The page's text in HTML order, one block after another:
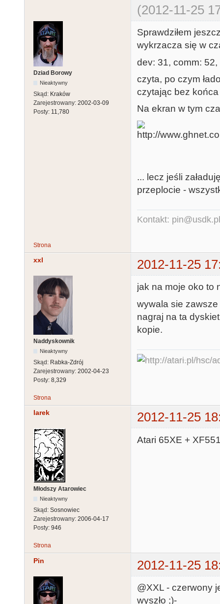
(2012-11-25
Dziad Borowy
Nieaktywny
Skąd: Kraków
Zarejestrowany: 2002-03-09
Posty: 11,780
Sprawdziłem
wykrzacza się w
dev: 31, comm:
czyta, po czym
czytając bez
Na ekran w tym
... lecz jeśli
przeplocie -
Kontakt: pin@usdk.pl
Strona
xxl 2012-11-25
Naddyskownik
Nieaktywny
Skąd: Rabka-Zdrój
Zarejestrowany: 2002-04-23
Posty: 8,329
jak na moje oko to
wywala sie
nagraj na ta
kopie.
Strona
larek 2012-11-25
Młodszy Atarowiec
Nieaktywny
Skąd: Sosnowiec
Zarejestrowany: 2006-04-17
Posty: 946
Atari 65XE +
Strona
Pin 2012-11-25
@XXL - czerwony
wyszło ;)-